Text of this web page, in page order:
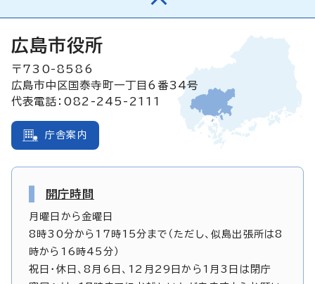
広島市役所
〒730-8586
広島市中区国泰寺町一丁目6番34号
代表電話：082-245-2111
庁舎案内
開庁時間
月曜日から金曜日
8時30分から17時15分まで（ただし、似島出張所は8
時から16時45分）
祝日・休日、8月6日、12月29日から1月3日は閉庁